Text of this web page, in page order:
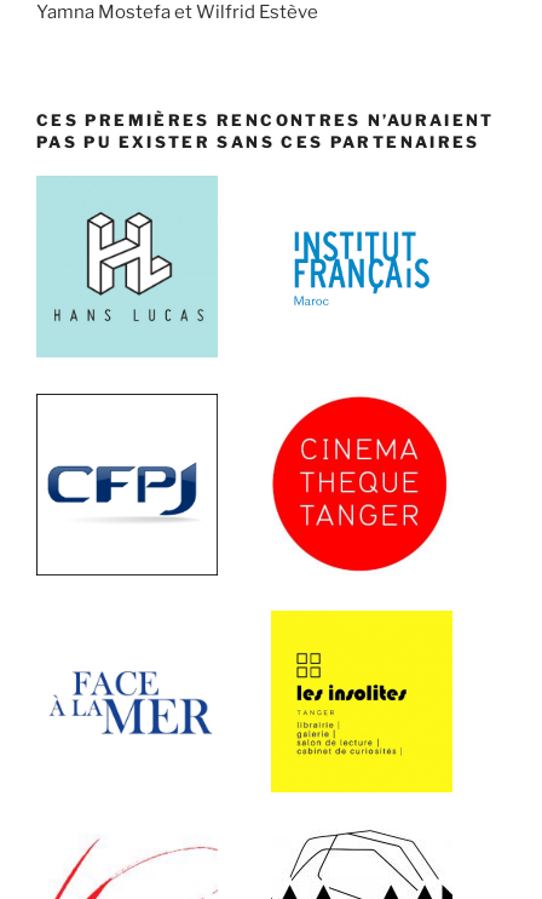
Yamna Mostefa et Wilfrid Estève
CES PREMIÈRES RENCONTRES N’AURAIENT
PAS PU EXISTER SANS CES PARTENAIRES